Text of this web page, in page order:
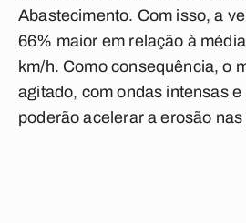
Abastecimento. Com isso, a
66% maior em relação à
km/h. Como consequência, o
agitado, com ondas intensas
poderão acelerar a erosão nas